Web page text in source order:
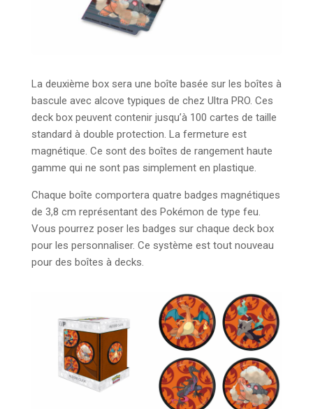
La deuxième box sera une boîte basée sur les boîtes à
bascule avec alcove typiques de chez Ultra PRO. Ces
deck box peuvent contenir jusqu’à 100 cartes de taille
standard à double protection. La fermeture est
magnétique. Ce sont des boîtes de rangement haute
gamme qui ne sont pas simplement en plastique.
Chaque boîte comportera quatre badges magnétiques
de 3,8 cm représentant des Pokémon de type feu.
Vous pourrez poser les badges sur chaque deck box
pour les personnaliser. Ce système est tout nouveau
pour des boîtes à decks.